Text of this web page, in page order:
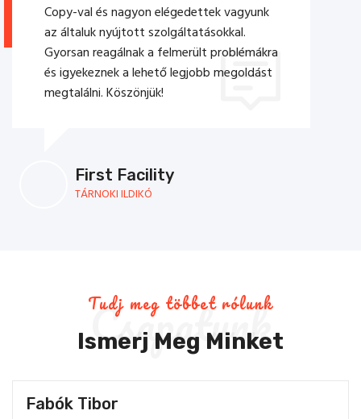
vagyunk
problémákra
megoldást
error sit voluptatem accusantium
doloremq ue laudantium totam rem
aperiam eaqupsa quae abillo
veritatis et quasi arch itecto beatae
dicta sunt
Csapatunk
Tudj meg többet rólunk
Ismerj Meg Minket
Fabók Tibor